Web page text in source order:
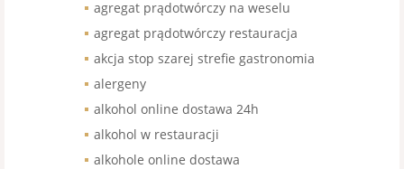
agregat prądotwórczy na weselu
agregat prądotwórczy restauracja
akcja stop szarej strefie gastronomia
alergeny
alkohol online dostawa 24h
alkohol w restauracji
alkohole online dostawa